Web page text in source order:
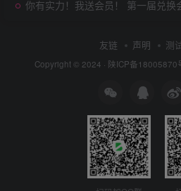
你有实力！我送会员！ 第一届兑换
友链 声明 测
Copyright © 2024 · 陕ICP备18005870